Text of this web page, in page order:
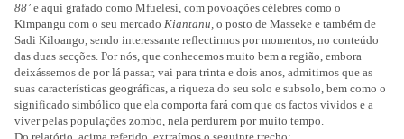
88’ e aqui grafado como Mfuelesi, com povoações célebres como o
Kimpangu com o seu mercado Kiantanu, o posto de Masseke e também de
Sadi Kiloango, sendo interessante reflectirmos por momentos, no conteúdo
das duas secções. Por nós, que conhecemos muito bem a região, embora
deixássemos de por lá passar, vai para trinta e dois anos, admitimos que as
suas características geográficas, a riqueza do seu solo e subsolo, bem como o
significado simbólico que ela comporta fará com que os factos vividos e a
viver pelas populações zombo, nela perdurem por muito tempo.